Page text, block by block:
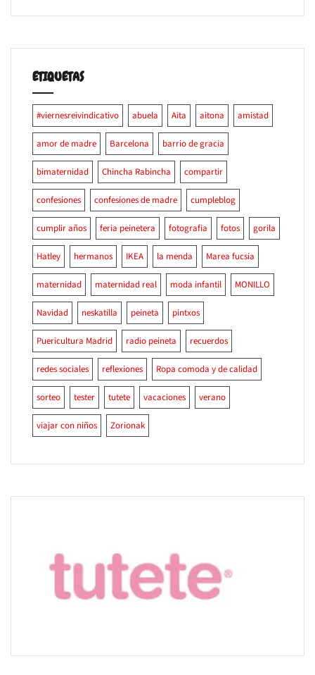
ETIQUETAS
#viernesreivindicativo abuela Aita aitona amistad
amor de madre Barcelona barrio de gracia
bimaternidad Chincha Rabincha compartir
confesiones confesiones de madre cumpleblog
cumplir años feria peinetera fotografia fotos gorila
Hatley hermanos IKEA la menda Marea fucsia
maternidad maternidad real moda infantil MONILLO
Navidad neskatilla peineta pintxos
Puericultura Madrid radio peineta recuerdos
redes sociales reflexiones Ropa comoda y de calidad
sorteo tester tutete vacaciones verano
viajar con niños Zorionak